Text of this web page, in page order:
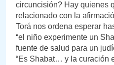
circuncisión? Hay quienes
relacionado con la
Torá nos ordena esperar
“el niño experimente un
fuente de salud para un
“Es Shabat… y la curación